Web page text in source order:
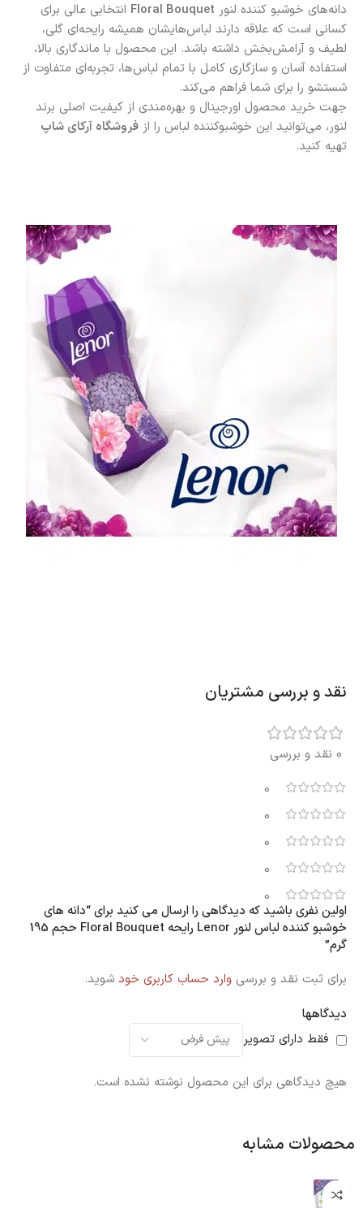
دانه‌های خوشبو کننده لنور Floral Bouquet انتخابی عالی برای
کسانی است که علاقه دارند لباس‌هایشان همیشه رایحه‌ای گلی،
لطیف و آرامش‌بخش داشته باشد. این محصول با ماندگاری بالا،
استفاده آسان و سازگاری کامل با تمام لباس‌ها، تجربه‌ای متفاوت از
شستشو را برای شما فراهم می‌کند.
جهت خرید محصول اورجینال و بهره‌مندی از کیفیت اصلی برند
لنور، می‌توانید این خوشبوکننده لباس را از فروشگاه آرکای شاپ
تهیه کنید.
نقد و بررسی مشتریان
0 نقد و بررسی
0
0
0
0
0
دیدگاهها
فقط دارای تصویر
هیچ دیدگاهی برای این محصول نوشته نشده است.
اولین نفری باشید که دیدگاهی را ارسال می کنید برای “دانه های
خوشبو کننده لباس لنور Lenor رایحه Floral Bouquet حجم 195
گرم”
برای ثبت نقد و بررسی وارد حساب کاربری خود شوید.
محصولات مشابه